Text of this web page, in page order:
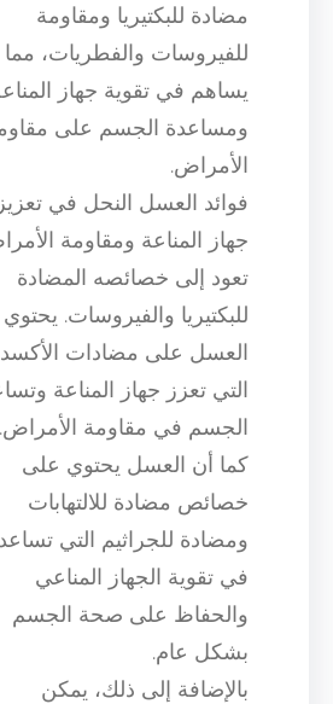
مضادة للبكتيريا ومقاومة
للفيروسات والفطريات، مما
يساهم في تقوية جهاز
ومساعدة الجسم على
الأمراض.
فوائد العسل النحل في تعزيز
جهاز المناعة ومقاومة
تعود إلى خصائصه المضادة
للبكتيريا والفيروسات. يحتوي
العسل على مضادات
التي تعزز جهاز المناعة
الجسم في مقاومة الأمراض.
كما أن العسل يحتوي على
خصائص مضادة للالتهابات
ومضادة للجراثيم التي تساعد
في تقوية الجهاز المناعي
والحفاظ على صحة الجسم
بشكل عام.
بالإضافة إلى ذلك، يمكن